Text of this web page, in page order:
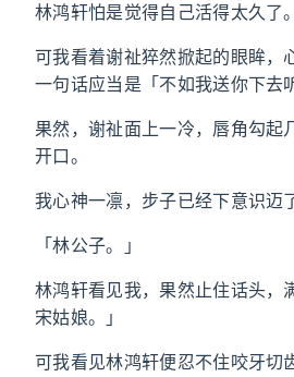
林鸿轩怕是觉得自己活得太久了。
可我看着谢祉猝然掀起的眼眸，
一句话应当是「不如我送你下去
果然，谢祉面上一冷，唇角勾起
开口。
我心神一凛，步子已经下意识迈
「林公子。」
林鸿轩看见我，果然止住话头，
宋姑娘。」
可我看见林鸿轩便忍不住咬牙切